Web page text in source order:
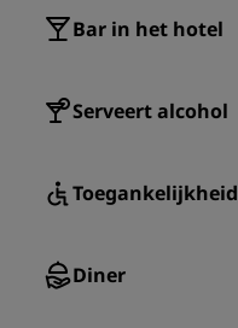
Bar in het hotel
Serveert alcohol
Toegankelijkheid
Diner